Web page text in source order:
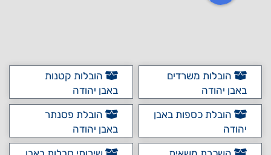
הובלות משרדים
באבן יהודה
הובלות קטנות
באבן יהודה
הובלת כספות באבן
יהודה
הובלת פסנתר
באבן יהודה